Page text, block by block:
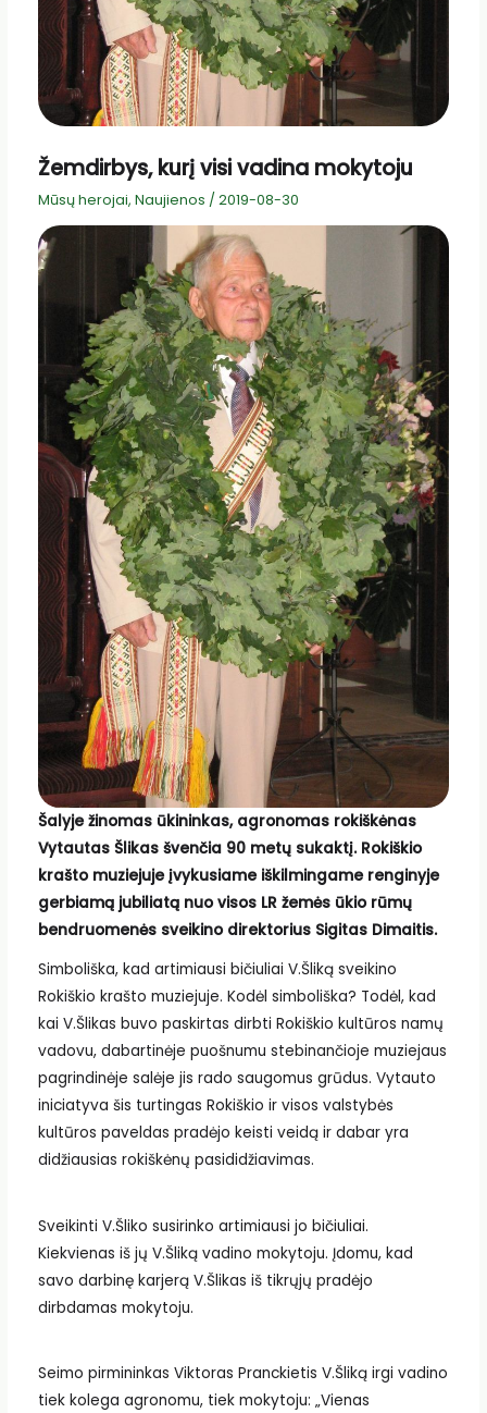
Žemdirbys, kurį visi vadina mokytoju
Mūsų herojai, Naujienos / 2019-08-30
Šalyje žinomas ūkininkas, agronomas rokiškėnas
Vytautas Šlikas švenčia 90 metų sukaktį. Rokiškio
krašto muziejuje įvykusiame iškilmingame renginyje
gerbiamą jubiliatą nuo visos LR žemės ūkio rūmų
bendruomenės sveikino direktorius Sigitas Dimaitis.
Simboliška, kad artimiausi bičiuliai V.Šliką sveikino
Rokiškio krašto muziejuje. Kodėl simboliška? Todėl, kad
kai V.Šlikas buvo paskirtas dirbti Rokiškio kultūros namų
vadovu, dabartinėje puošnumu stebinančioje muziejaus
pagrindinėje salėje jis rado saugomus grūdus. Vytauto
iniciatyva šis turtingas Rokiškio ir visos valstybės
kultūros paveldas pradėjo keisti veidą ir dabar yra
didžiausias rokiškėnų pasididžiavimas.
Sveikinti V.Šliko susirinko artimiausi jo bičiuliai.
Kiekvienas iš jų V.Šliką vadino mokytoju. Įdomu, kad
savo darbinę karjerą V.Šlikas iš tikrųjų pradėjo
dirbdamas mokytoju.
Seimo pirmininkas Viktoras Pranckietis V.Šliką irgi vadino
tiek kolega agronomu, tiek mokytoju: „Vienas